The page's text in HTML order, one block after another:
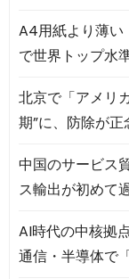
A4用紙より薄
で世界トップ水
北京で「アメリ
期”に、防除が正
中国のサービス
ス輸出が初めて
AI時代の中核
通信・半導体で